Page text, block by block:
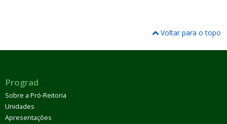
Voltar para o topo
Prograd
Sobre a Pró-Reitoria
Unidades
Apresentações